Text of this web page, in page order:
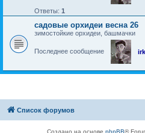
Ответы: 1
садовые орхидеи весна 26
зимостойкие орхидеи, башмачки
Последнее сообщение
Список форумов
Создано на основе phpBB®